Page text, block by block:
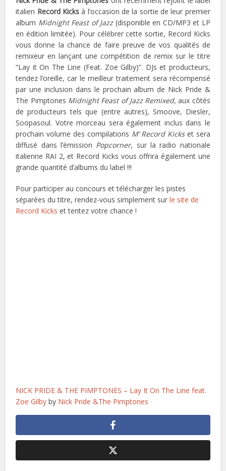
italien Record Kicksà l’occasion de la sortie de leur premier
album Midnight Feast of Jazz(disponible en CD/MP3 et LP
en édition limitée). Pour célébrer cette sortie, Record Kicks
vous donne la chance de faire preuve de vos qualités de
remixeur en lançant une compétition de remix sur le titre
“Lay it On The Line (Feat. Zoe Gilby)”. DJs et producteurs,
tendez l’oreille, car le meilleur traitement sera récompensé
par une inclusion dans le prochain album de Nick Pride &
The Pimptones Midnight Feast of Jazz Remixed, aux côtés
de producteurs tels que (entre autres), Smoove, Diesler,
Soopasoul. Votre morceau sera également inclus dans le
prochain volume des compilations M’ Record Kickset sera
diffusé dans l’émission Popcorner, sur la radio nationale
italienne RAI 2, et Record Kicks vous offrira également une
grande quantité d’albums du label !!!
Pour participer au concours et télécharger les pistes
séparées du titre, rendez-vous simplement surle site de
Record Kicks et tentez votre chance !
NICK PRIDE & THE PIMPTONES – Lay It On The Line feat.
Zoe Gilby by Nick Pride &The Pimptones